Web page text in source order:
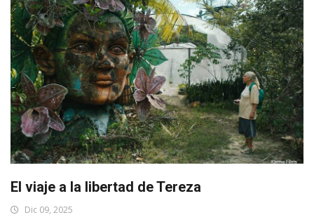
El viaje a la libertad de Tereza
Dic 09, 2025